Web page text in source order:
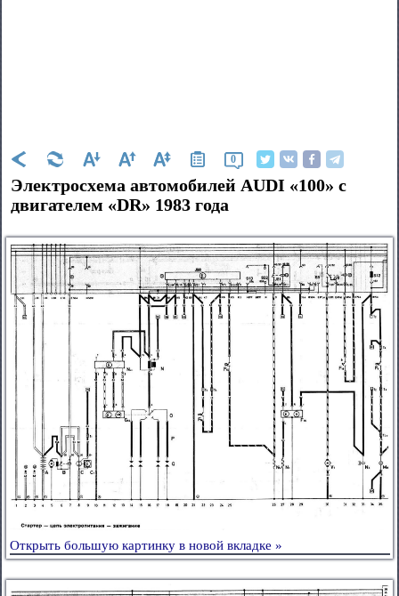
0
Электросхема автомобилей AUDI «100» с
двигателем «DR» 1983 года
Открыть большую картинку в новой вкладке »